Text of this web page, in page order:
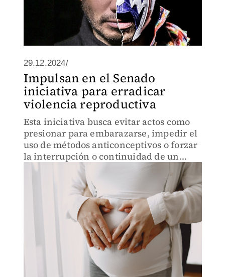
29.12.2024/
Impulsan en el Senado
iniciativa para erradicar
violencia reproductiva
Esta iniciativa busca evitar actos como
presionar para embarazarse, impedir el
uso de métodos anticonceptivos o forzar
la interrupción o continuidad de un
embarazo.